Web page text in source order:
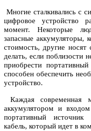
Многие сталкивались с
цифровое устройство
момент. Некоторые
запасные аккумуляторы,
стоимость, другие
делать, если поблизости
приобрести
способен обеспечить
устройство.
Каждая современная
аккумулятором и
портативный источник
кабель, который идет в